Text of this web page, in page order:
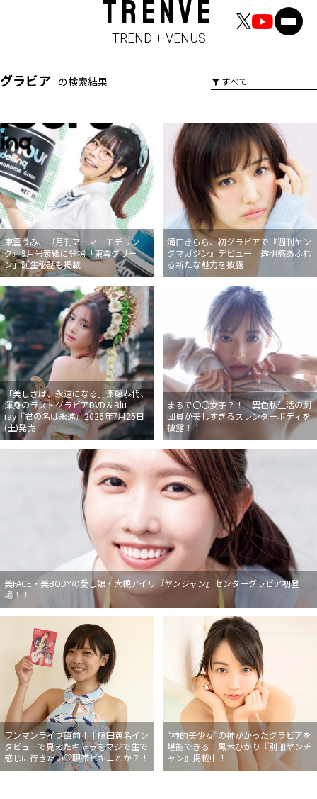
TRENVE
TREND + VENUS
グラビア の検索結果
東雲うみ、『月刊アーマーモデリン
グ』9月号表紙に登場「東雲グリー
ン」誕生秘話も掲載
滝口きらら、初グラビアで『週刊ヤン
グマガジン』デビュー 透明感あふれ
る新たな魅力を披露
「美しさは、永遠になる」斎藤恭代、
渾身のラストグラビアDVD＆Blu-
ray『君の名は永遠』2026年7月25日
(土)発売
まるで〇〇女子？！ 異色私生活の劇
団員が美しすぎるスレンダーボディを
披露！！
美FACE・美BODYの愛し娘・大槻アイリ『ヤンジャン』センターグラビア初登
場！！
ワンマンライブ直前！！藤田恵名イン
タビューで見えたキャラをマジで生で
感じに行きたい♡眼帯ビキニとか？！
“神的美少女”の神がかったグラビアを
堪能できる！黒木ひかり『別冊ヤンチ
ャン』掲載中！